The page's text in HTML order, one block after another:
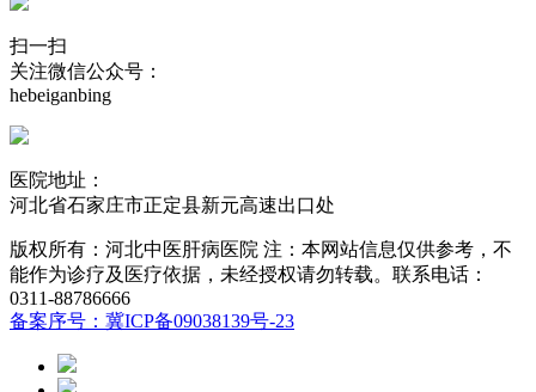
扫一扫
关注微信公众号：
hebeiganbing
医院地址：
河北省石家庄市正定县新元高速出口处
版权所有：河北中医肝病医院 注：本网站信息仅供参考，不
能作为诊疗及医疗依据，未经授权请勿转载。联系电话：
0311-88786666
备案序号：冀ICP备09038139号-23